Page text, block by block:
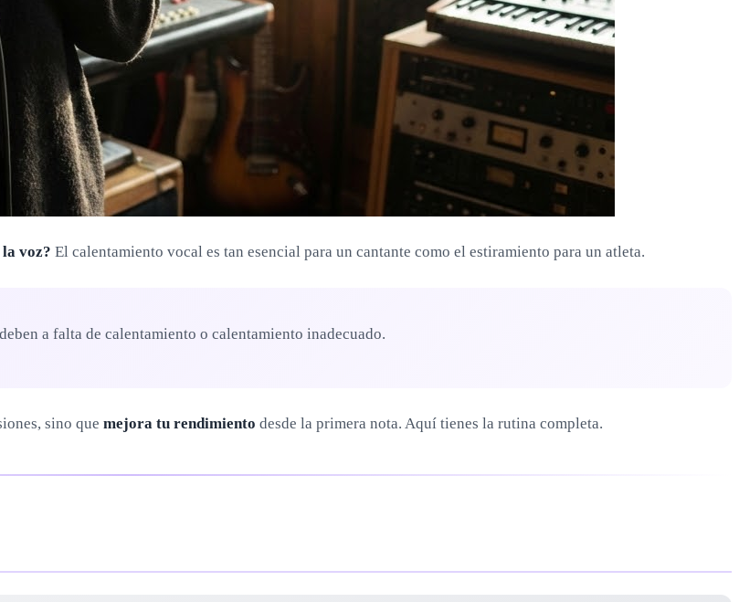
voz? El calentamiento vocal es tan esencial para un cantante como el estiramiento para un atleta.
a falta de calentamiento o calentamiento inadecuado.
sino que mejora tu rendimiento desde la primera nota. Aquí tienes la rutina completa.